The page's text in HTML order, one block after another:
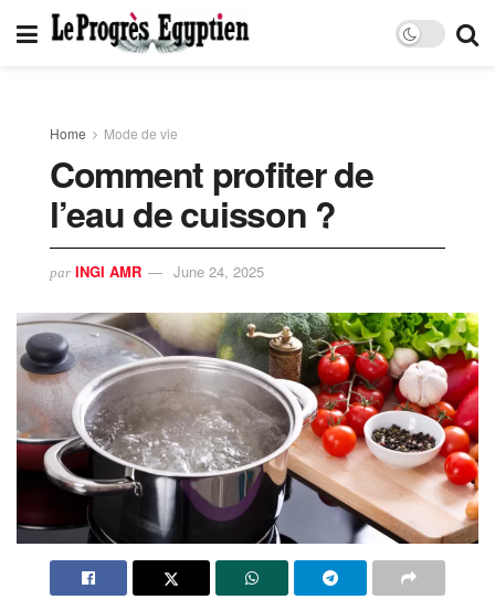
Home Mode de vie
Comment profiter de
l’eau de cuisson ?
par INGI AMR June 24, 2025